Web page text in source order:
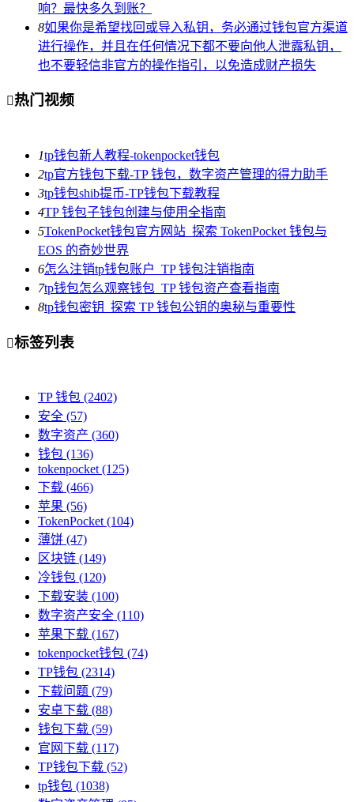
响？最快多久到账？
8如果你是希望找回或导入私钥，务必通过钱包官方渠道
进行操作，并且在任何情况下都不要向他人泄露私钥，
也不要轻信非官方的操作指引，以免造成财产损失
热门视频
1tp钱包新人教程-tokenpocket钱包
2tp官方钱包下载-TP 钱包，数字资产管理的得力助手
3tp钱包shib提币-TP钱包下载教程
4TP 钱包子钱包创建与使用全指南
5TokenPocket钱包官方网站_探索 TokenPocket 钱包与
EOS 的奇妙世界
6怎么注销tp钱包账户_TP 钱包注销指南
7tp钱包怎么观察钱包_TP 钱包资产查看指南
8tp钱包密钥_探索 TP 钱包公钥的奥秘与重要性
标签列表
TP 钱包 (2402)
安全 (57)
数字资产 (360)
钱包 (136)
tokenpocket (125)
下载 (466)
苹果 (56)
TokenPocket (104)
薄饼 (47)
区块链 (149)
冷钱包 (120)
下载安装 (100)
数字资产安全 (110)
苹果下载 (167)
tokenpocket钱包 (74)
TP钱包 (2314)
下载问题 (79)
安卓下载 (88)
钱包下载 (59)
官网下载 (117)
TP钱包下载 (52)
tp钱包 (1038)